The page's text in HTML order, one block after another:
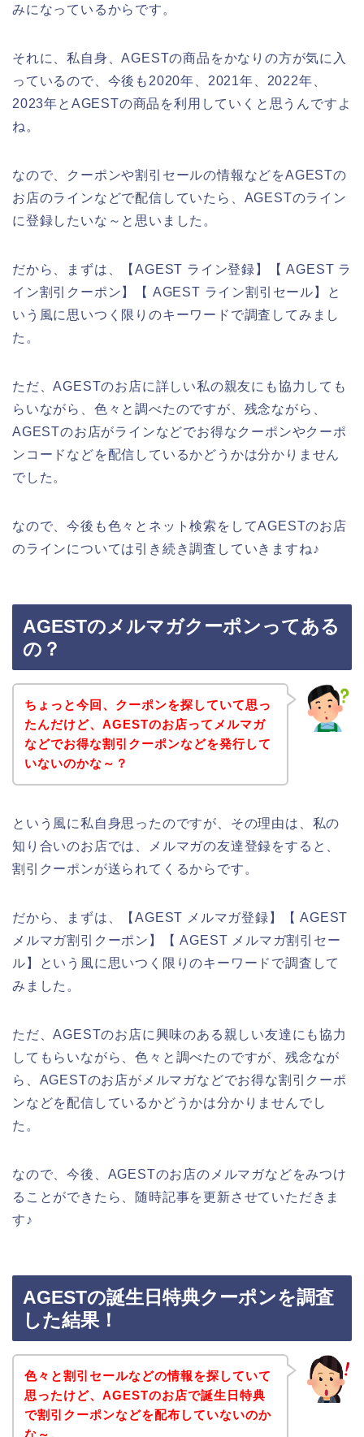
みになっているからです。
それに、私自身、AGESTの商品をかなりの方が気に入
っているので、今後も2020年、2021年、2022年、
2023年とAGESTの商品を利用していくと思うんですよ
ね。
なので、クーポンや割引セールの情報などをAGESTの
お店のラインなどで配信していたら、AGESTのライン
に登録したいな～と思いました。
だから、まずは、【AGEST ライン登録】【 AGEST ラ
イン割引クーポン】【 AGEST ライン割引セール】と
いう風に思いつく限りのキーワードで調査してみまし
た。
ただ、AGESTのお店に詳しい私の親友にも協力しても
らいながら、色々と調べたのですが、残念ながら、
AGESTのお店がラインなどでお得なクーポンやクーポ
ンコードなどを配信しているかどうかは分かりません
でした。
なので、今後も色々とネット検索をしてAGESTのお店
のラインについては引き続き調査していきますね♪
AGESTのメルマガクーポンってある
の？
ちょっと今回、クーポンを探していて思っ
たんだけど、AGESTのお店ってメルマガ
などでお得な割引クーポンなどを発行して
いないのかな～？
という風に私自身思ったのですが、その理由は、私の
知り合いのお店では、メルマガの友達登録をすると、
割引クーポンが送られてくるからです。
だから、まずは、【AGEST メルマガ登録】【 AGEST
メルマガ割引クーポン】【 AGEST メルマガ割引セー
ル】という風に思いつく限りのキーワードで調査して
みました。
ただ、AGESTのお店に興味のある親しい友達にも協力
してもらいながら、色々と調べたのですが、残念なが
ら、AGESTのお店がメルマガなどでお得な割引クーポ
ンなどを配信しているかどうかは分かりませんでし
た。
なので、今後、AGESTのお店のメルマガなどをみつけ
ることができたら、随時記事を更新させていただきま
す♪
AGESTの誕生日特典クーポンを調査
した結果！
色々と割引セールなどの情報を探していて
思ったけど、AGESTのお店で誕生日特典
で割引クーポンなどを配布していないのか
な～。